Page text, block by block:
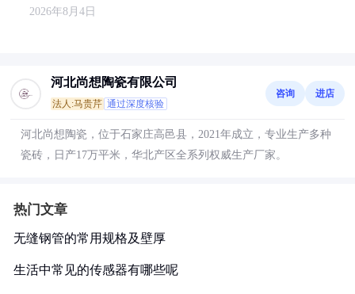
2026年8月4日
河北尚想陶瓷有限公司
法人:马贵芹 通过深度核验
咨询 进店
河北尚想陶瓷，位于石家庄高邑县，2021年成立，专业生产多种
瓷砖，日产17万平米，华北产区全系列权威生产厂家。
热门文章
无缝钢管的常用规格及壁厚
生活中常见的传感器有哪些呢